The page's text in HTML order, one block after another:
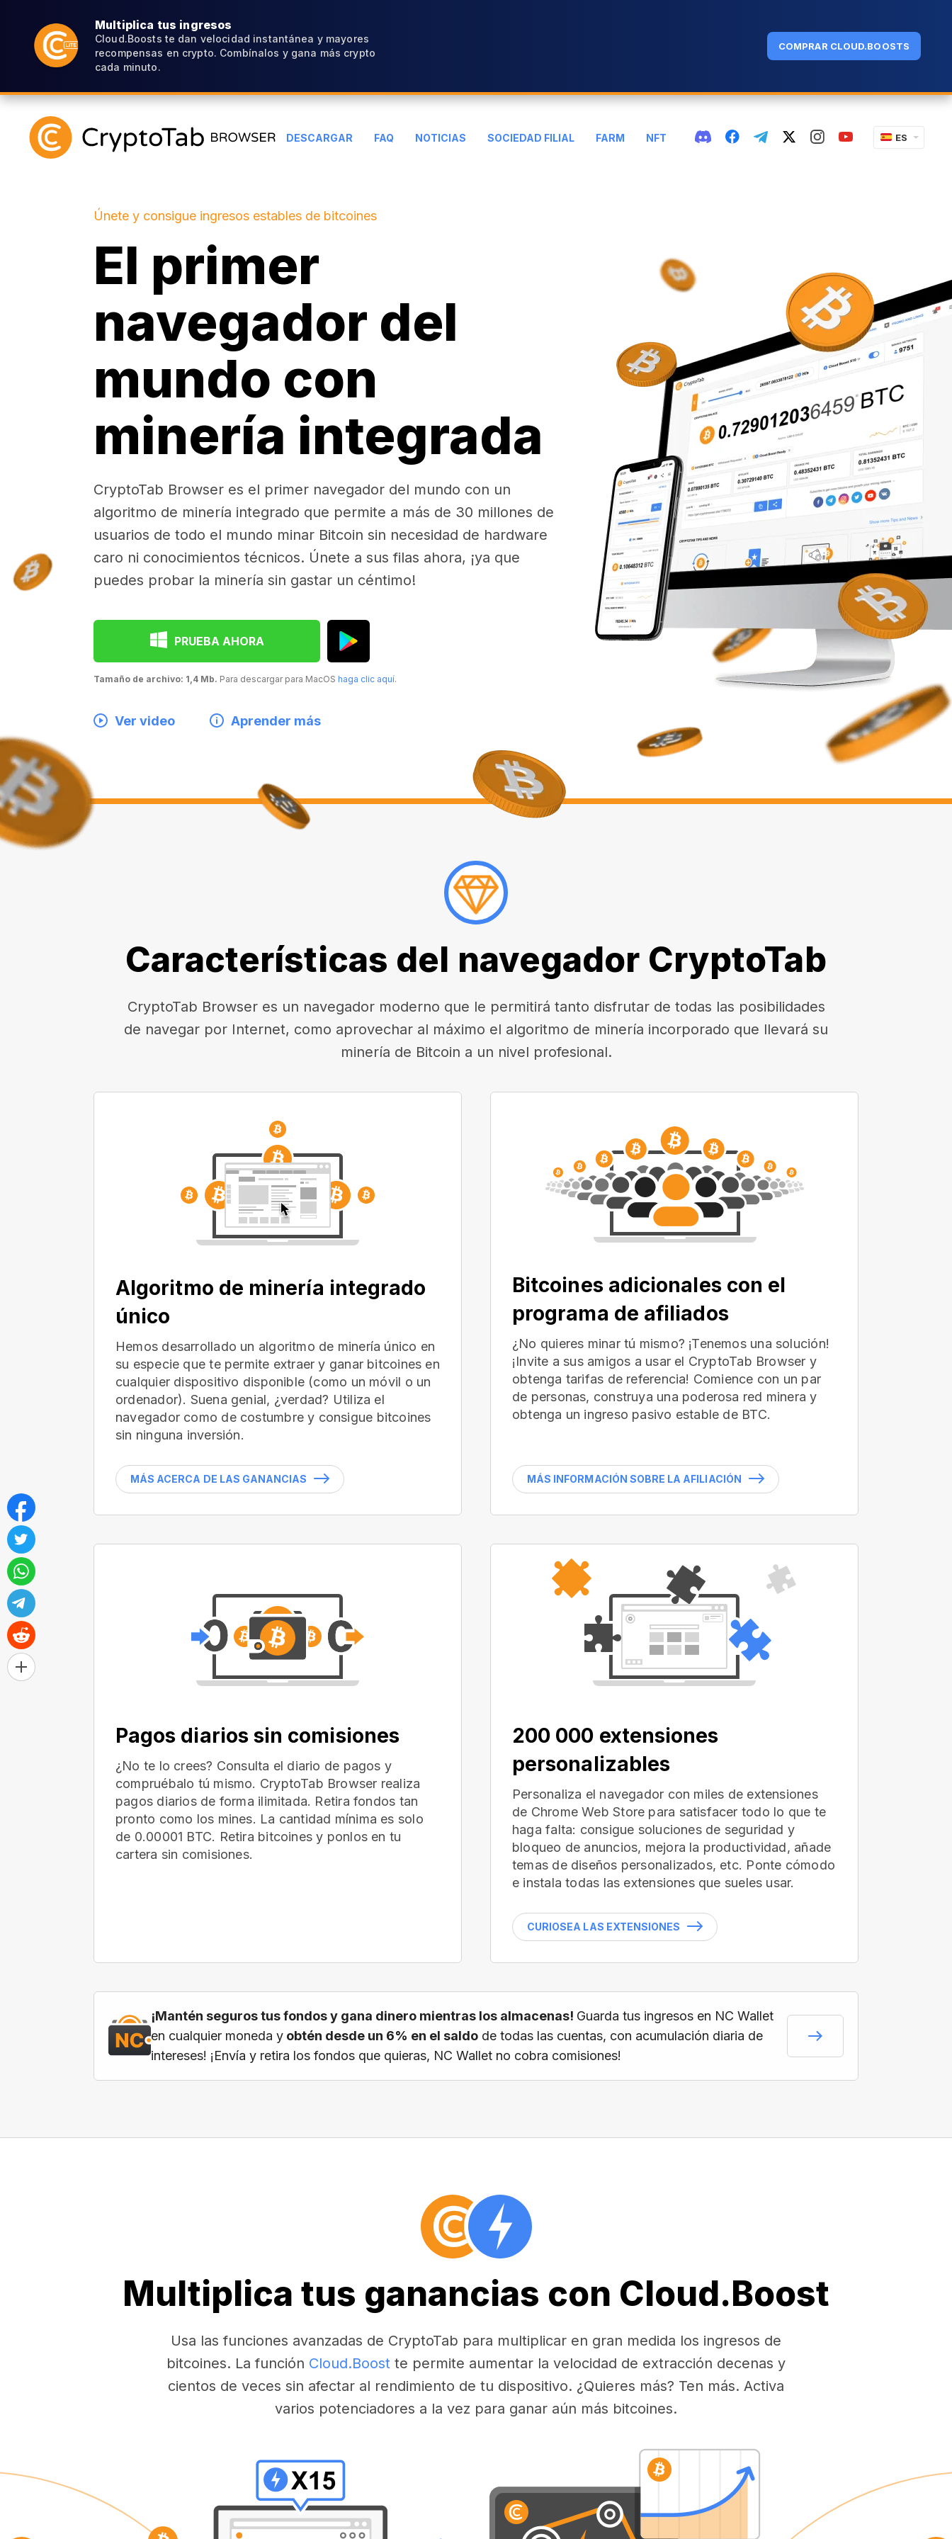
Multiplica tus ingresos
Cloud.Boosts te dan velocidad instantánea y mayores
recompensas en crypto. Combínalos y gana más crypto
cada minuto.
COMPRAR CLOUD.BOOSTS
DESCARGAR FAQ NOTICIAS SOCIEDAD FILIAL FARM NFT ES
Únete y consigue ingresos estables de bitcoines
El primer
navegador del
mundo con
minería integrada
CryptoTab Browser es el primer navegador del mundo con un
algoritmo de minería integrado que permite a más de 30 millones de
usuarios de todo el mundo minar Bitcoin sin necesidad de hardware
caro ni conocimientos técnicos. Únete a sus filas ahora, ¡ya que
puedes probar la minería sin gastar un céntimo!
PRUEBA AHORA
Tamaño de archivo: 1,4 Mb. Para descargar para MacOS haga clic aquí.
Ver video Aprender más
Características del navegador CryptoTab
CryptoTab Browser es un navegador moderno que le permitirá tanto disfrutar de todas las posibilidades
de navegar por Internet, como aprovechar al máximo el algoritmo de minería incorporado que llevará su
minería de Bitcoin a un nivel profesional.
Algoritmo de minería integrado
único
Hemos desarrollado un algoritmo de minería único en
su especie que te permite extraer y ganar bitcoines en
cualquier dispositivo disponible (como un móvil o un
ordenador). Suena genial, ¿verdad? Utiliza el
navegador como de costumbre y consigue bitcoines
sin ninguna inversión.
MÁS ACERCA DE LAS GANANCIAS
Bitcoines adicionales con el
programa de afiliados
¿No quieres minar tú mismo? ¡Tenemos una solución!
¡Invite a sus amigos a usar el CryptoTab Browser y
obtenga tarifas de referencia! Comience con un par
de personas, construya una poderosa red minera y
obtenga un ingreso pasivo estable de BTC.
MÁS INFORMACIÓN SOBRE LA AFILIACIÓN
Pagos diarios sin comisiones
¿No te lo crees? Consulta el diario de pagos y
compruébalo tú mismo. CryptoTab Browser realiza
pagos diarios de forma ilimitada. Retira fondos tan
pronto como los mines. La cantidad mínima es solo
de 0.00001 BTC. Retira bitcoines y ponlos en tu
cartera sin comisiones.
200 000 extensiones
personalizables
Personaliza el navegador con miles de extensiones
de Chrome Web Store para satisfacer todo lo que te
haga falta: consigue soluciones de seguridad y
bloqueo de anuncios, mejora la productividad, añade
temas de diseños personalizados, etc. Ponte cómodo
e instala todas las extensiones que sueles usar.
CURIOSEA LAS EXTENSIONES
¡Mantén seguros tus fondos y gana dinero mientras los almacenas! Guarda tus ingresos en NC Wallet
en cualquier moneda y obtén desde un 6% en el saldo de todas las cuentas, con acumulación diaria de
intereses! ¡Envía y retira los fondos que quieras, NC Wallet no cobra comisiones!
Multiplica tus ganancias con Cloud.Boost
Usa las funciones avanzadas de CryptoTab para multiplicar en gran medida los ingresos de
bitcoines. La función Cloud.Boost te permite aumentar la velocidad de extracción decenas y
cientos de veces sin afectar al rendimiento de tu dispositivo. ¿Quieres más? Ten más. Activa
varios potenciadores a la vez para ganar aún más bitcoines.